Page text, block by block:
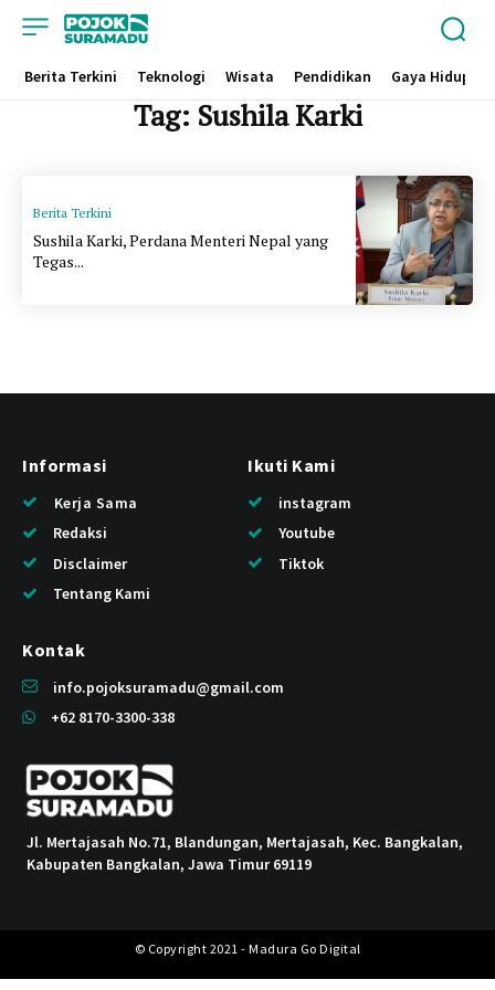
Berita Terkini Teknologi Wisata Pendidikan Gaya Hidup
Tag: Sushila Karki
Berita Terkini
Sushila Karki, Perdana Menteri Nepal yang
Tegas...
Informasi
Kerja Sama
Redaksi
Disclaimer
Tentang Kami
Ikuti Kami
instagram
Youtube
Tiktok
Kontak
info.pojoksuramadu@gmail.com
+62 8170-3300-338
Jl. Mertajasah No.71, Blandungan, Mertajasah, Kec. Bangkalan,
Kabupaten Bangkalan, Jawa Timur 69119
© Copyright 2021 - Madura Go Digital